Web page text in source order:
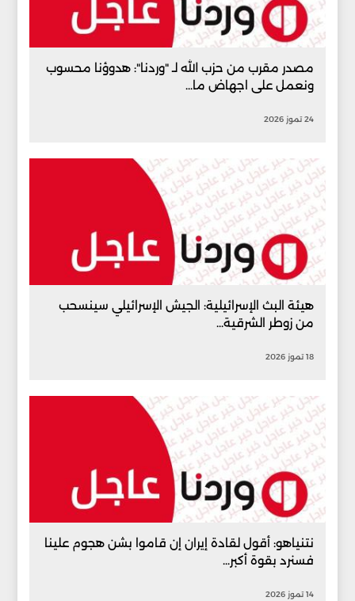
مصدر مقرب من حزب الله لـ "وردنا": هدوؤنا محسوب
ونعمل على اجهاض ما...
24 تموز 2026
هيئة البث الإسرائيلية: الجيش الإسرائيلي سينسحب
من زوطر الشرقية...
18 تموز 2026
نتنياهو: أقول لقادة إيران إن قاموا بشن هجوم علينا
فسنرد بقوة أكبر...
14 تموز 2026